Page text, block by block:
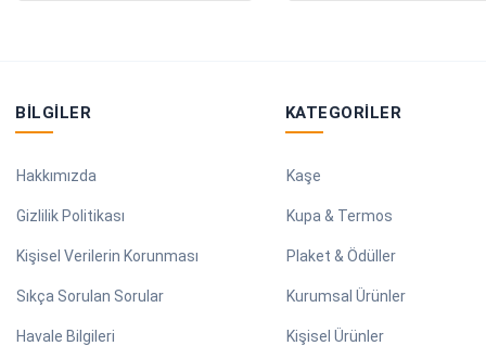
BILGILER
Hakkımızda
Gizlilik Politikası
Kişisel Verilerin Korunması
Sıkça Sorulan Sorular
Havale Bilgileri
KATEGORILER
Kaşe
Kupa & Termos
Plaket & Ödüller
Kurumsal Ürünler
Kişisel Ürünler